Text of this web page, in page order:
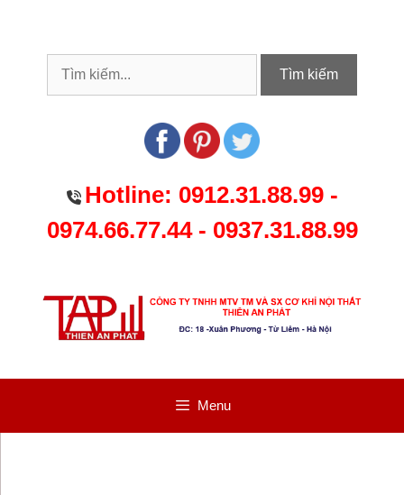
Tìm kiếm
Hotline: 0912.31.88.99-
0974.66.77.44- 0937.31.88.99
Menu